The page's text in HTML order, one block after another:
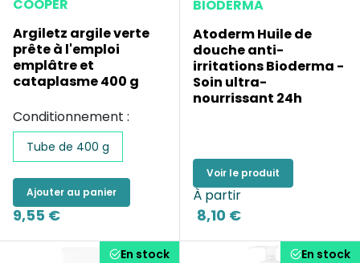
COOPER
Argiletz argile verte
prête à l'emploi
emplâtre et
cataplasme 400 g
Conditionnement :
Tube de 400 g
Ajouter au panier
9,55 €
BIODERMA
Atoderm Huile de
douche anti-
irritations Bioderma -
Soin ultra-
nourrissant 24h
Voir le produit
À partir
8,10 €
En stock En stock